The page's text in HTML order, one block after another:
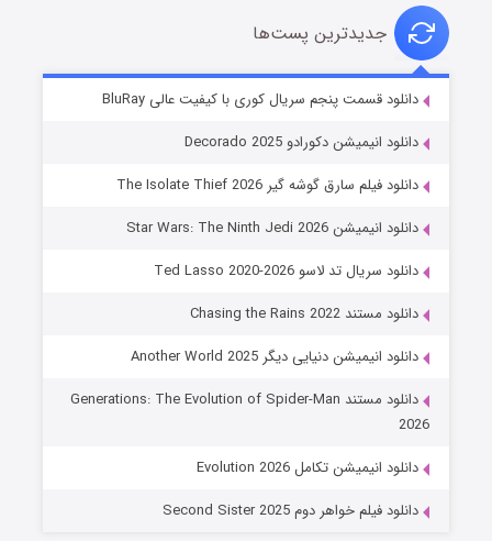
خاندان اژدها فصل ۳
جادوگری در مغولستان
قسمت۱۴ (زیرنویس) منتشر شد
جدیدترین پست‌ها
دانلود قسمت پنجم سریال کوری با کیفیت عالی BluRay
دانلود انیمیشن دکورادو Decorado 2025
دانلود فیلم سارق گوشه گیر The Isolate Thief 2026
دانلود انیمیشن Star Wars: The Ninth Jedi 2026
دانلود سریال تد لاسو Ted Lasso 2020-2026
دانلود مستند Chasing the Rains 2022
دانلود انیمیشن دنیایی دیگر Another World 2025
دانلود مستند Generations: The Evolution of Spider-Man
2026
دانلود انیمیشن تکامل Evolution 2026
دانلود فیلم خواهر دوم Second Sister 2025